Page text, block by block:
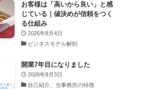
お客様は「高いから良い」と感
じている｜値決めが信頼をつく
る仕組み
2026年8月4日
ビジネスモデル解剖
開業7年目になりました
2026年8月3日
自己紹介、当事務所の特徴